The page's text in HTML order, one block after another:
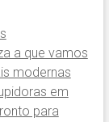
a que vamos
modernas
em
para